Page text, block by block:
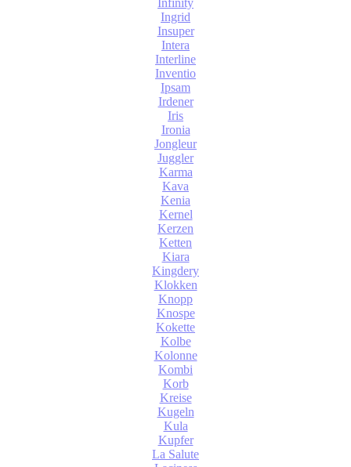
Ingrid
Insuper
Intera
Interline
Inventio
Ipsam
Irdener
Iris
Ironia
Jongleur
Juggler
Karma
Kava
Kenia
Kernel
Kerzen
Ketten
Kiara
Kingdery
Klokken
Knopp
Knospe
Kokette
Kolbe
Kolonne
Kombi
Korb
Kreise
Kugeln
Kula
Kupfer
La Salute